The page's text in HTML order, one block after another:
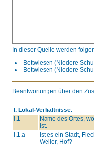
In dieser Quelle werden
Bettwiesen (Niedere
Bettwiesen (Niedere
Beantwortungen über den
I. Lokal-Verhältnisse.
I.1
Name des Ortes,
ist.
I.1.a
Ist es ein Stadt,
Weiler, Hof?